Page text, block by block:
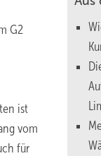
G2
ist
vom
für